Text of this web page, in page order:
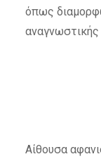
όπως
Αίθουσα